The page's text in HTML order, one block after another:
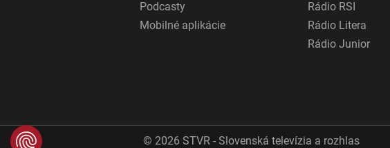
Podcasty
Mobilné aplikácie
Rádio RSI
Rádio Litera
Rádio Junior
© 2026 STVR - Slovenská televízia a rozhlas